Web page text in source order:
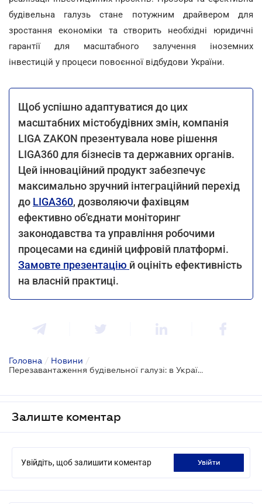
будівельна галузь стане потужним драйвером для
зростання економіки та створить необхідні юридичні
гарантії для масштабного залучення іноземних
інвестицій у процеси повоєнної відбудови України.
Щоб успішно адаптуватися до цих
масштабних містобудівних змін, компанія
LIGA ZAKON презентувала нове рішення
LIGA360 для бізнесів та державних органів.
Цей інноваційний продукт забезпечує
максимально зручний інтеграційний перехід
до LIGA360, дозволяючи фахівцям
ефективно об'єднати моніторинг
законодавства та управління робочими
процесами на єдиній цифровій платформі.
Замовте презентацію й оцініть ефективність
на власній практиці.
Головна / Новини /
Перезавантаження будівельної галузі: в Україні створюють єдиний Містобудівний кодекс
Залиште коментар
Увійдіть, щоб залишити коментар увійти